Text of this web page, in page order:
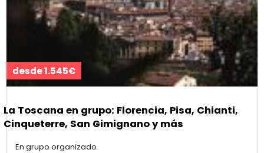
desde 1.545€
La Toscana en grupo: Florencia, Pisa, Chianti,
Cinqueterre, San Gimignano y más
En grupo organizado